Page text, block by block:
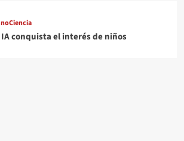
IA conquista el interés de niños